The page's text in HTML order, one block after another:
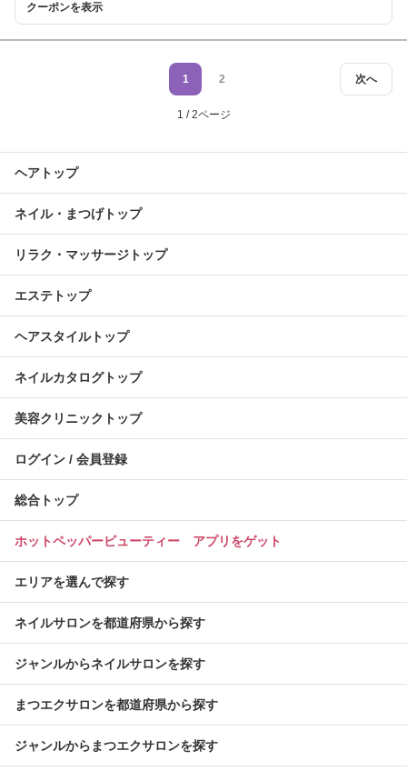
クーポンを表示
次へ
1 2
1 / 2ページ
ヘアトップ
ネイル・まつげトップ
リラク・マッサージトップ
エステトップ
ヘアスタイルトップ
ネイルカタログトップ
美容クリニックトップ
ログイン / 会員登録
総合トップ
ホットペッパービューティー アプリをゲット
エリアを選んで探す
ネイルサロンを都道府県から探す
ジャンルからネイルサロンを探す
まつエクサロンを都道府県から探す
ジャンルからまつエクサロンを探す